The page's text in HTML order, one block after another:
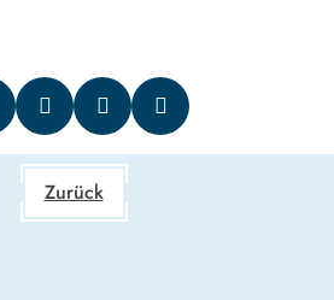
Zurück